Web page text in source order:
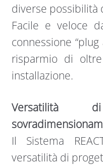
diverse possibilità
Facile e veloce
connessione
risparmio di
installazione.
Il Sistema
versatilità di